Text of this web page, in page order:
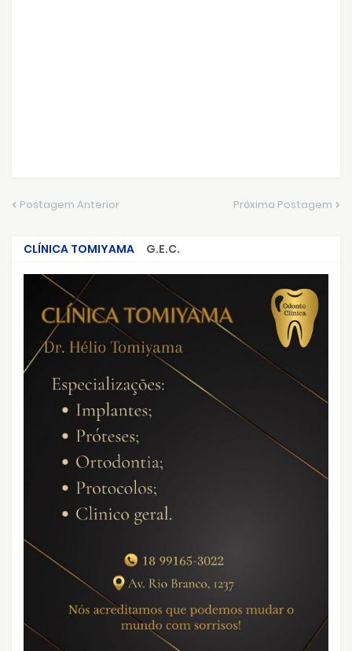
Postagem Anterior Próxima Postagem
CLÍNICA TOMIYAMA
G.E.C.
CRIMES QUE ABALARAM O BRASIL